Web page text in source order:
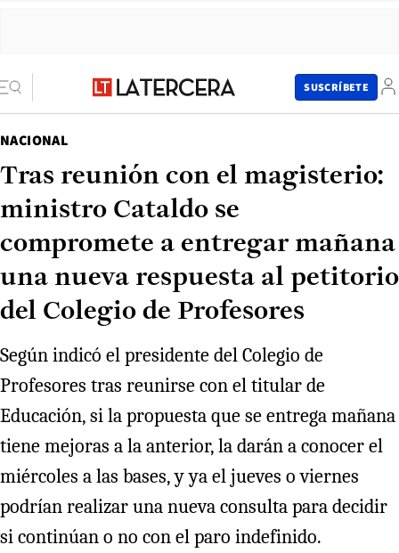
SUSCRÍBETE
NACIONAL
Tras reunión con el magisterio:
ministro Cataldo se
compromete a entregar mañana
una nueva respuesta al petitorio
del Colegio de Profesores
Según indicó el presidente del Colegio de
Profesores tras reunirse con el titular de
Educación, si la propuesta que se entrega mañana
tiene mejoras a la anterior, la darán a conocer el
miércoles a las bases, y ya el jueves o viernes
podrían realizar una nueva consulta para decidir
si continúan o no con el paro indefinido.